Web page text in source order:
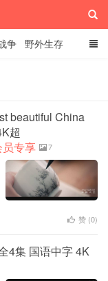
争 野外生存
beautiful China
超
专享 7
赞 (0)
4集 国语中字 4K